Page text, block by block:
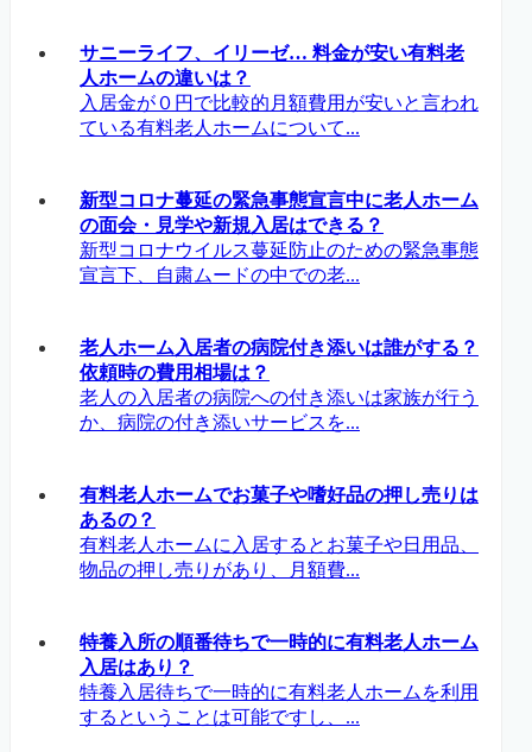
サニーライフ、イリーゼ… 料金が安い有料老
人ホームの違いは？
入居金が０円で比較的月額費用が安いと言われ
ている有料老人ホームについて...
新型コロナ蔓延の緊急事態宣言中に老人ホーム
の面会・見学や新規入居はできる？
新型コロナウイルス蔓延防止のための緊急事態
宣言下、自粛ムードの中での老...
老人ホーム入居者の病院付き添いは誰がする？
依頼時の費用相場は？
老人の入居者の病院への付き添いは家族が行う
か、病院の付き添いサービスを...
有料老人ホームでお菓子や嗜好品の押し売りは
あるの？
有料老人ホームに入居するとお菓子や日用品、
物品の押し売りがあり、月額費...
特養入所の順番待ちで一時的に有料老人ホーム
入居はあり？
特養入居待ちで一時的に有料老人ホームを利用
するということは可能ですし、...